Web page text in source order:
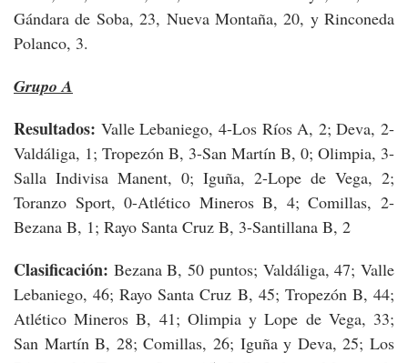
Gándara de Soba, 23, Nueva Montaña, 20, y Rinconeda
Polanco, 3.
Grupo A
Resultados: Valle Lebaniego, 4-Los Ríos A, 2; Deva, 2-
Valdáliga, 1; Tropezón B, 3-San Martín B, 0; Olimpia, 3-
Salla Indivisa Manent, 0; Iguña, 2-Lope de Vega, 2;
Toranzo Sport, 0-Atlético Mineros B, 4; Comillas, 2-
Bezana B, 1; Rayo Santa Cruz B, 3-Santillana B, 2
Clasificación: Bezana B, 50 puntos; Valdáliga, 47; Valle
Lebaniego, 46; Rayo Santa Cruz B, 45; Tropezón B, 44;
Atlético Mineros B, 41; Olimpia y Lope de Vega, 33;
San Martín B, 28; Comillas, 26; Iguña y Deva, 25; Los